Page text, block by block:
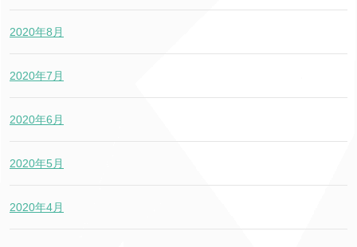
2020年8月
2020年7月
2020年6月
2020年5月
2020年4月